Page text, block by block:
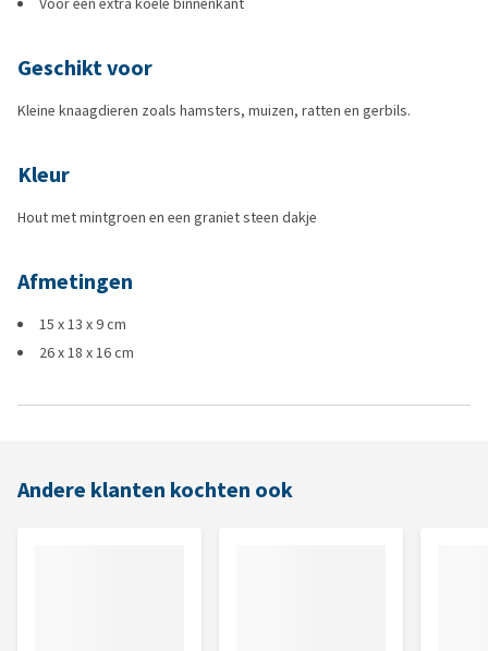
Geschikt voor
Kleine knaagdieren zoals hamsters, muizen, ratten en gerbils.
Kleur
Hout met mintgroen en een graniet steen dakje
Afmetingen
15 x 13 x 9 cm
26 x 18 x 16 cm
Andere klanten kochten ook